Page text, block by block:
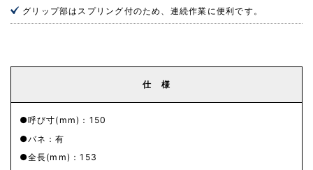
グリップ部はスプリング付のため、連続作業に便利です。
仕 様
呼び寸(mm)：150
バネ：有
全長(mm)：153